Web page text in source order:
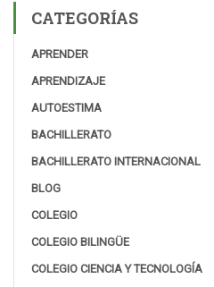
CATEGORÍAS
APRENDER
APRENDIZAJE
AUTOESTIMA
BACHILLERATO
BACHILLERATO INTERNACIONAL
BLOG
COLEGIO
COLEGIO BILINGÜE
COLEGIO CIENCIA Y TECNOLOGÍA